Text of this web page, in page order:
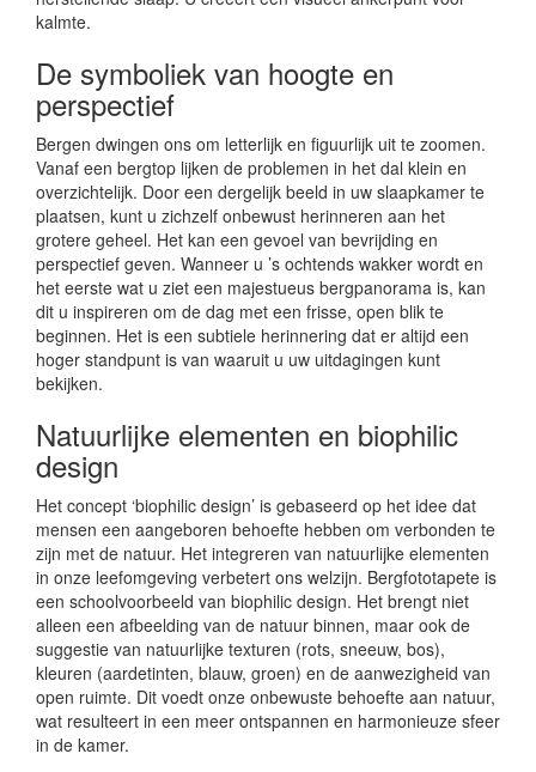
kalmte.
De symboliek van hoogte en
perspectief
Bergen dwingen ons om letterlijk en figuurlijk uit te zoomen.
Vanaf een bergtop lijken de problemen in het dal klein en
overzichtelijk. Door een dergelijk beeld in uw slaapkamer te
plaatsen, kunt u zichzelf onbewust herinneren aan het
grotere geheel. Het kan een gevoel van bevrijding en
perspectief geven. Wanneer u ’s ochtends wakker wordt en
het eerste wat u ziet een majestueus bergpanorama is, kan
dit u inspireren om de dag met een frisse, open blik te
beginnen. Het is een subtiele herinnering dat er altijd een
hoger standpunt is van waaruit u uw uitdagingen kunt
bekijken.
Natuurlijke elementen en biophilic
design
Het concept ‘biophilic design’ is gebaseerd op het idee dat
mensen een aangeboren behoefte hebben om verbonden te
zijn met de natuur. Het integreren van natuurlijke elementen
in onze leefomgeving verbetert ons welzijn. Bergfototapete is
een schoolvoorbeeld van biophilic design. Het brengt niet
alleen een afbeelding van de natuur binnen, maar ook de
suggestie van natuurlijke texturen (rots, sneeuw, bos),
kleuren (aardetinten, blauw, groen) en de aanwezigheid van
open ruimte. Dit voedt onze onbewuste behoefte aan natuur,
wat resulteert in een meer ontspannen en harmonieuze sfeer
in de kamer.